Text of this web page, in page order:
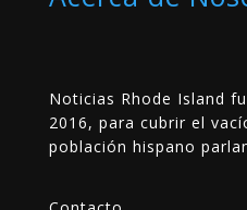
Noticias Rhode Island
2016, para cubrir el
población hispano